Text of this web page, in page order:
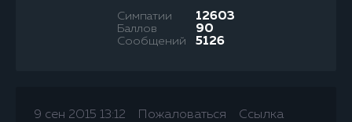
Симпатии 12603
Баллов 90
Сообщений 5126
9 сен 2015 13:12 Пожаловаться Ссылка